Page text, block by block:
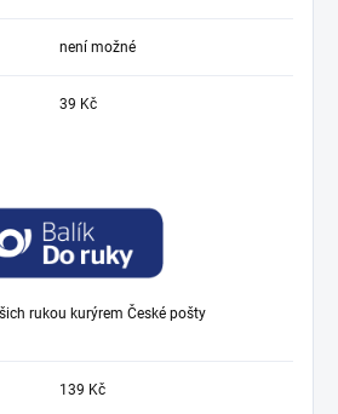
není možné
39 Kč
rukou kurýrem České pošty
139 Kč